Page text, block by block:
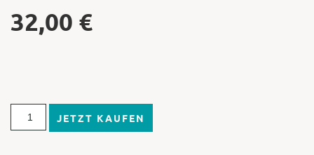
32,00 €
JETZT KAUFEN